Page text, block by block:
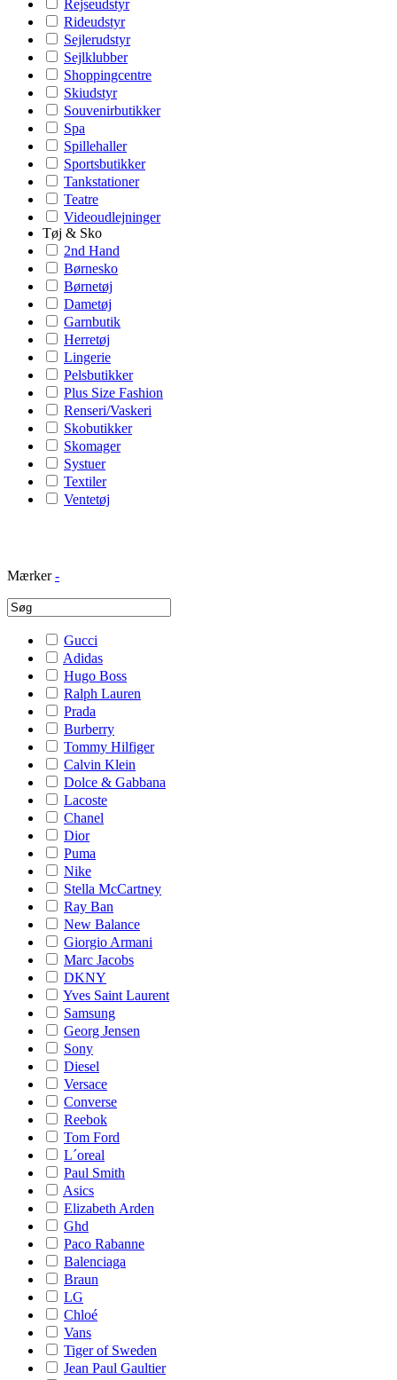
Rejseudstyr
Rideudstyr
Sejlerudstyr
Sejlklubber
Shoppingcentre
Skiudstyr
Souvenirbutikker
Spa
Spillehaller
Sportsbutikker
Tankstationer
Teatre
Videoudlejninger
Tøj & Sko
2nd Hand
Børnesko
Børnetøj
Dametøj
Garnbutik
Herretøj
Lingerie
Pelsbutikker
Plus Size Fashion
Renseri/Vaskeri
Skobutikker
Skomager
Systuer
Textiler
Ventetøj
Mærker -
Gucci
Adidas
Hugo Boss
Ralph Lauren
Prada
Burberry
Tommy Hilfiger
Calvin Klein
Dolce & Gabbana
Lacoste
Chanel
Dior
Puma
Nike
Stella McCartney
Ray Ban
New Balance
Giorgio Armani
Marc Jacobs
DKNY
Yves Saint Laurent
Samsung
Georg Jensen
Sony
Diesel
Versace
Converse
Reebok
Tom Ford
L´oreal
Paul Smith
Asics
Elizabeth Arden
Ghd
Paco Rabanne
Balenciaga
Braun
LG
Chloé
Vans
Tiger of Sweden
Jean Paul Gaultier